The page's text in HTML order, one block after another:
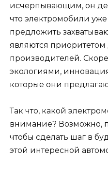
исчерпывающим, он
что электромобили
предложить
являются
производителей.
экологиями,
которые они
Так что, какой
внимание? Возможно,
чтобы сделать шаг в
этой интересной